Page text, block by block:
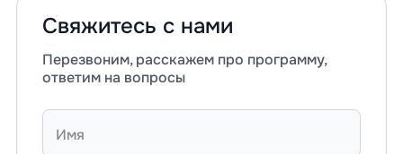
Свяжитесь с нами
Перезвоним, расскажем про программу,
ответим на вопросы
Имя